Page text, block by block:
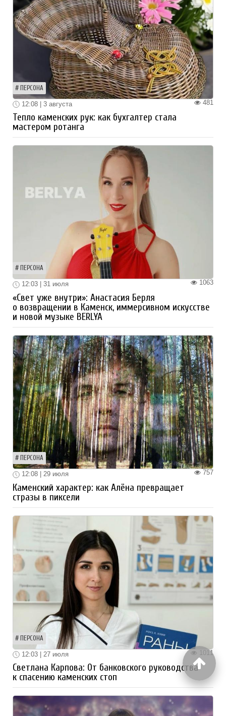
ПЕРСОНА
481
12:08 | 3 августа
Тепло каменских рук: как бухгалтер стала
мастером ротанга
ПЕРСОНА
1063
12:03 | 31 июля
«Свет уже внутри»: Анастасия Берля
о возвращении в Каменск, иммерсивном искусстве
и новой музыке BERLYA
ПЕРСОНА
757
12:08 | 29 июля
Каменский характер: как Алёна превращает
стразы в пиксели
ПЕРСОНА
1011
12:03 | 27 июля
Светлана Карпова: От банковского руководства
к спасению каменских стоп